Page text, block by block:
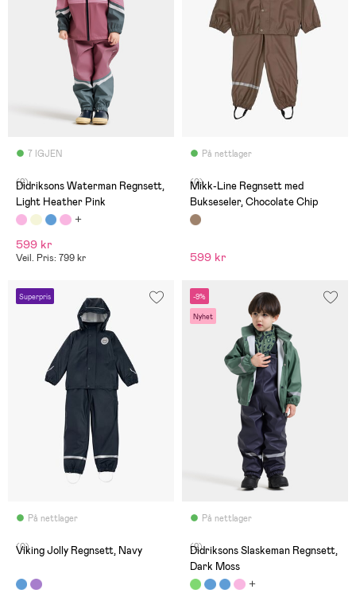
7 IGJEN
(2)
Didriksons Waterman Regnsett,
Light Heather Pink
599 kr
Veil. Pris: 799 kr
På nettlager
(0)
Mikk-Line Regnsett med
Bukseseler, Chocolate Chip
599 kr
Superpris
På nettlager
(0)
Viking Jolly Regnsett, Navy
-9%
Nyhet
På nettlager
(2)
Didriksons Slaskeman Regnsett,
Dark Moss